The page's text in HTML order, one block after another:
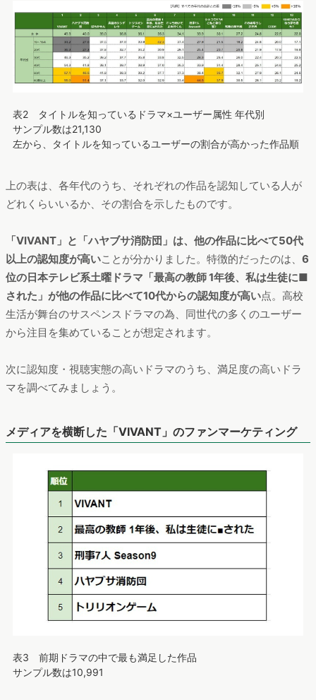
表2 タイトルを知っているドラマ×ユーザー属性 年代別
サンプル数は21,130
左から、タイトルを知っているユーザーの割合が高かった作品順
上の表は、各年代のうち、それぞれの作品を認知している人が
どれくらいいるか、その割合を示したものです。
「VIVANT」と「ハヤブサ消防団」は、他の作品に比べて50代
以上の認知度が高いことが分かりました。特徴的だったのは、 6
位の日本テレビ系土曜ドラマ「最高の教師 1年後、私は生徒に■
された」が他の作品に比べて10代からの認知度が高い点。高校
生活が舞台のサスペンスドラマの為、同世代の多くのユーザー
から注目を集めていることが想定されます。
次に認知度・視聴実態の高いドラマのうち、満足度の高いドラ
マを調べてみましょう。
メディアを横断した「VIVANT」のファンマーケティング
表3 前期ドラマの中で最も満足した作品
サンプル数は10,991